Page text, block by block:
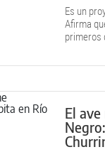
Es un
Afirma
primeros
El